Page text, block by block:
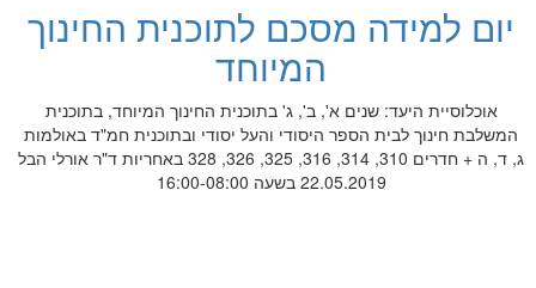
יום למידה מסכם לתוכנית החינוך
המיוחד
אוכלוסיית היעד: שנים א', ב', ג' בתוכנית החינוך המיוחד, בתוכנית
המשלבת חינוך לבית הספר היסודי והעל יסודי ובתוכנית חמ"ד באולמות
ג, ד, ה + חדרים 310, 314, 316, 325, 326, 328 באחריות ד"ר אורלי הבל
22.05.2019 בשעה 16:00-08:00